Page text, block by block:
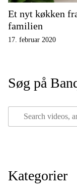
Et nyt køkken
familien
17. februar 2020
Søg på
Kategorier